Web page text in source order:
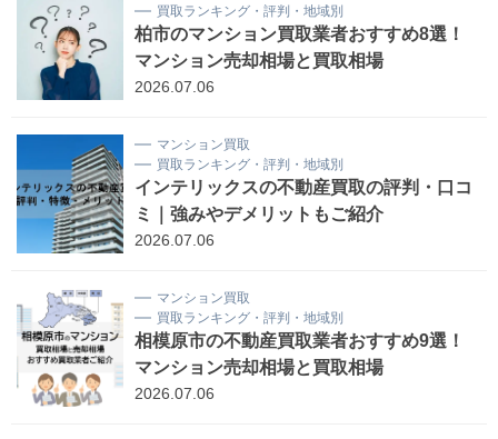
買取ランキング・評判・地域別
柏市のマンション買取業者おすすめ8選！
マンション売却相場と買取相場
2026.07.06
マンション買取
買取ランキング・評判・地域別
インテリックスの不動産買取の評判・口コ
ミ｜強みやデメリットもご紹介
2026.07.06
マンション買取
買取ランキング・評判・地域別
相模原市の不動産買取業者おすすめ9選！
マンション売却相場と買取相場
2026.07.06